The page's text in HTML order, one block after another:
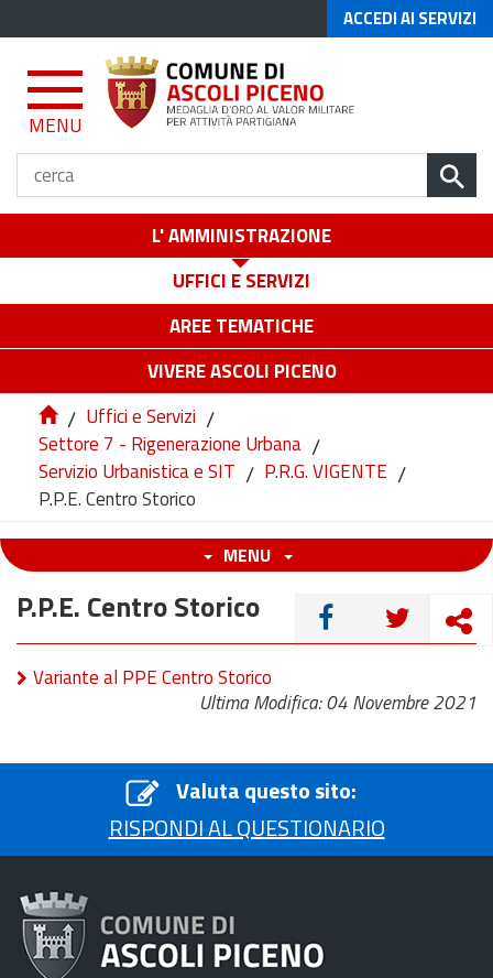
ACCEDI AI SERVIZI
MENU
L' AMMINISTRAZIONE
UFFICI E SERVIZI
AREE TEMATICHE
VIVERE ASCOLI PICENO
/ Uffici e Servizi /
Settore 7 - Rigenerazione Urbana /
Servizio Urbanistica e SIT / P.R.G. VIGENTE /
P.P.E. Centro Storico
MENU
CONDIVIDI
P.P.E. Centro Storico
Variante al PPE Centro Storico
Ultima Modifica: 04 Novembre 2021
Valuta questo sito:
RISPONDI AL QUESTIONARIO